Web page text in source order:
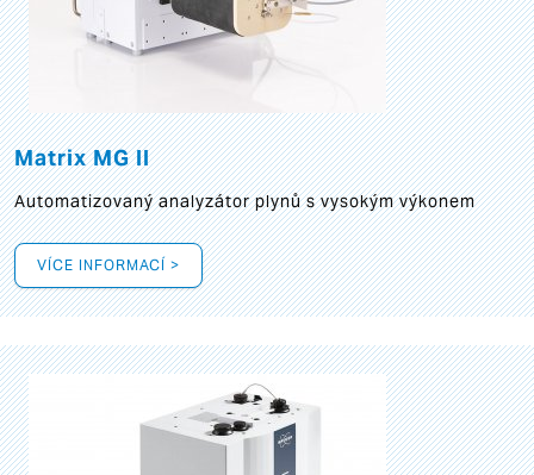
Matrix MG II
Automatizovaný analyzátor plynů s vysokým výkonem
VÍCE INFORMACÍ >